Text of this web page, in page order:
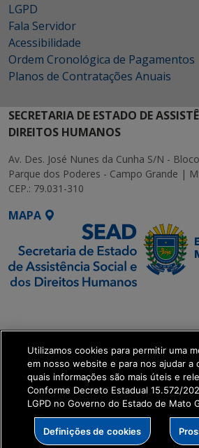
LGPD
Fala Servidor
Acessibilidade
Ordem Cronológica de Pagamentos
Planos de Contratações Anuais
SECRETARIA DE ESTADO DE
DIREITOS HUMANOS
Av. Des. José Nunes da Cunha S/N -
Parque dos Poderes - Campo Grande |
CEP.: 79.031-310
MAPA
get_footer();
Utilizamos cookies para permitir uma
em nosso website e para nos ajudar a
quais informações são mais úteis e
Conforme Decreto Estadual 15.572/
LGPD no Governo do Estado de Mato
Definições de cookies